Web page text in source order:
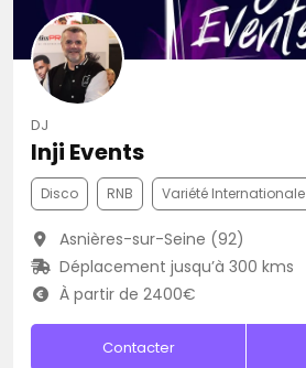
DJ
Inji Events
Disco RNB Variété Internationale
Asnières-sur-Seine (92)
Déplacement jusqu’à 300 kms
À partir de 2400€
Contacter